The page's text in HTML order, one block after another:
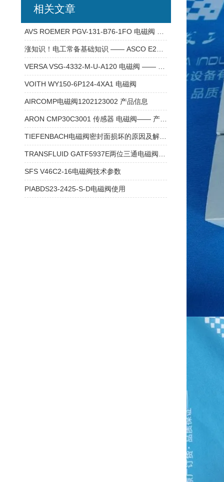
相关文章
VOITH WY150-6P124-4XA1 电磁阀
AIRCOMP电磁阀1202123002 产品信息
SFS V46C2-16电磁阀技术参数
PIABDS23-2425-S-D电磁阀使用